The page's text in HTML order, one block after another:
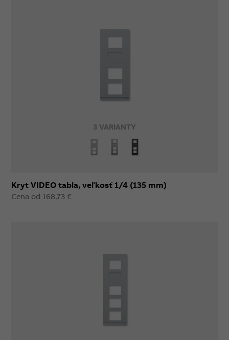
3 VARIANTY
Kryt VIDEO tabla, veľkosť 1/4 (135 mm)
Cena od 168,73 €